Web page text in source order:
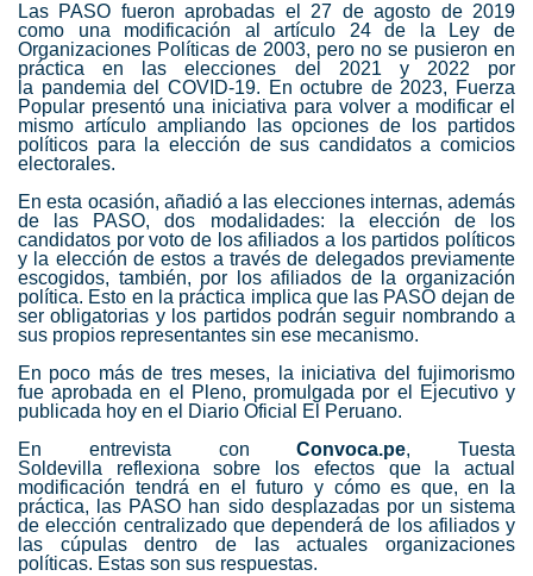
Las PASO fueron aprobadas el 27 de agosto de 2019
como una modificación al artículo 24 de la
Ley de
Organizaciones Políticas de 2003, pero no se pusieron en
práctica en las elecciones del 2021 y 2022 por
la pandemia del COVID-19. En octubre de 2023, Fuerza
Popular presentó una iniciativa para volver a modificar el
mismo artículo ampliando las opciones de los partidos
políticos para la elección de sus candidatos a comicios
electorales.
En esta ocasión, añadió a las elecciones internas, además
de las PASO, dos modalidades: la elección de los
candidatos por voto de los afiliados a los partidos políticos
y la elección de estos a través de delegados previamente
escogidos, también, por los afiliados de la organización
política. Esto en la práctica implica que las PASO dejan de
ser obligatorias y los partidos podrán seguir nombrando a
sus propios representantes sin ese mecanismo.
En poco más de tres meses, la iniciativa del fujimorismo
fue aprobada en el Pleno, promulgada por el Ejecutivo y
publicada hoy en el Diario Oficial El Peruano.
En entrevista conConvoca.pe, Tuesta
Soldevilla reflexiona sobre los efectos que la actual
modificación tendrá en el futuro y cómo es que, en la
práctica, las PASO han sido desplazadas por un sistema
de elección centralizado que dependerá de los afiliados y
las cúpulas dentro de las actuales organizaciones
políticas. Estas son sus respuestas.